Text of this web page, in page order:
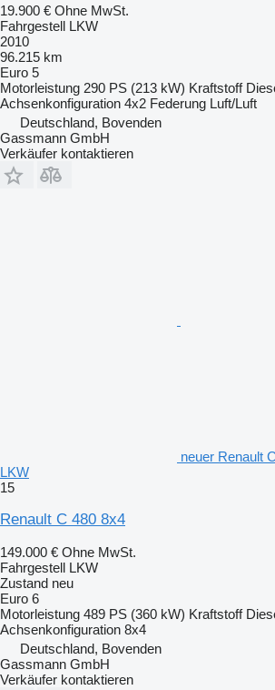
19.900 € Ohne MwSt.
Fahrgestell LKW
2010
96.215 km
Euro 5
Motorleistung 290 PS (213 kW) Kraftstoff
Achsenkonfiguration 4x2 Federung Luft/Luft
Deutschland, Bovenden
Gassmann GmbH
Verkäufer kontaktieren
neuer Renault
LKW
15
Renault C 480 8x4
149.000 € Ohne MwSt.
Fahrgestell LKW
Zustand neu
Euro 6
Motorleistung 489 PS (360 kW) Kraftstoff
Achsenkonfiguration 8x4
Deutschland, Bovenden
Gassmann GmbH
Verkäufer kontaktieren